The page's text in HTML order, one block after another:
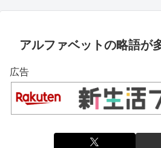
アルファベットの略語が
広告